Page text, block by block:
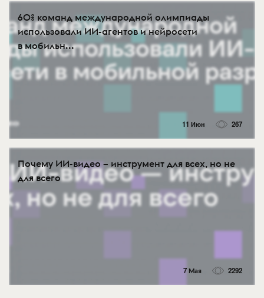
60% команд международной олимпиады
использовали ИИ-агентов и нейросети
в мобильн...
11 Июн 267
Почему ИИ-видео – инструмент для всех, но не
для всего
7 Мая 2292